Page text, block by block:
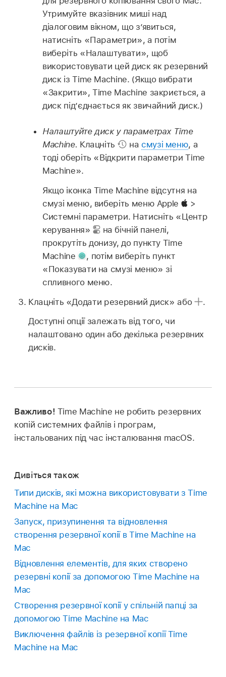
Утримуйте вказівник миші над
діалоговим вікном, що з’явиться,
натисніть «Параметри», а потім
виберіть «Налаштувати», щоб
використовувати цей диск як резервний
диск із Time Machine. (Якщо вибрати
«Закрити», Time Machine закриється, а
диск під’єднається як звичайний диск.)
Налаштуйте диск у параметрах Time
Machine. Клацніть на смузі меню, а
тоді оберіть «Відкрити параметри Time
Machine».
Якщо іконка Time Machine відсутня на
смузі меню, виберіть меню Apple
>
Системні параметри. Натисніть «Центр
керування»
на бічній панелі,
прокрутіть донизу, до пункту Time
Machine
, потім виберіть пункт
«Показувати на смузі меню» зі
спливного меню.
Клацніть «Додати резервний диск» або
.
Доступні опції залежать від того, чи
налаштовано один або декілька резервних
дисків.
Важливо! Time Machine не робить резервних
копій системних файлів і програм,
інстальованих під час інсталювання macOS.
Дивіться також
Типи дисків, які можна використовувати з Time
Machine на Mac
Запуск, призупинення та відновлення
створення резервної копії в Time Machine на
Mac
Відновлення елементів, для яких створено
резервні копії за допомогою Time Machine на
Mac
Створення резервної копії у спільній папці за
допомогою Time Machine на Mac
Виключення файлів із резервної копії Time
Machine на Mac